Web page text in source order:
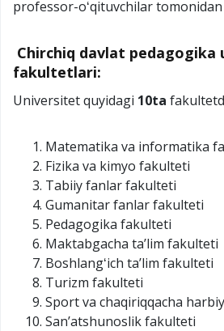
professor-oʻqituvchilar
Chirchiq davlat
fakultetlari:
Universitet quyidagi 10ta
Matematika va informatika
Fizika va kimyo fakulteti
Tabiiy fanlar fakulteti
Gumanitar fanlar fakulteti
Pedagogika fakulteti
Maktabgacha taʼlim fakulteti
Boshlangʻich taʼlim fakulteti
Turizm fakulteti
Sport va chaqiriqqacha
Sanʼatshunoslik fakulteti